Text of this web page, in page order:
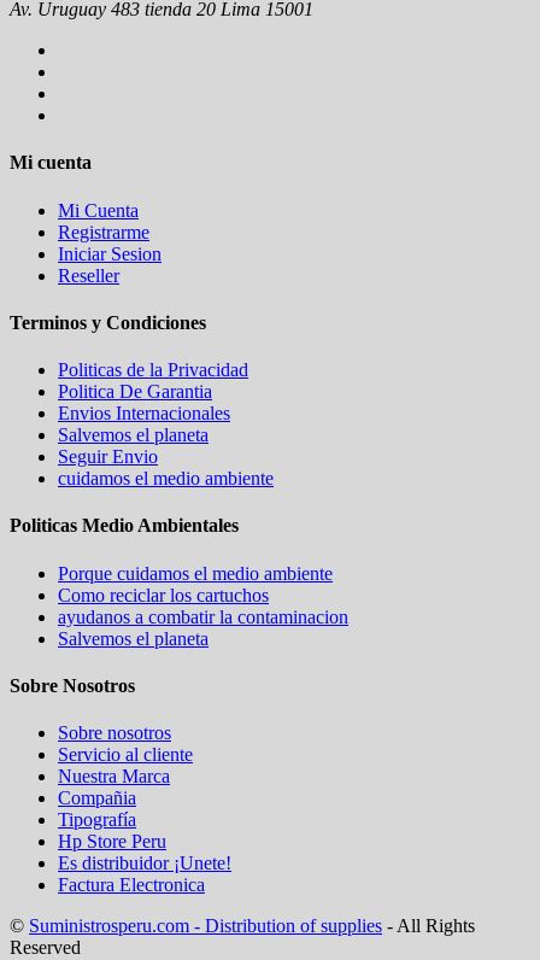
Av. Uruguay 483 tienda 20 Lima 15001
Mi cuenta
Mi Cuenta
Registrarme
Iniciar Sesion
Reseller
Terminos y Condiciones
Politicas de la Privacidad
Politica De Garantia
Envios Internacionales
Salvemos el planeta
Seguir Envio
cuidamos el medio ambiente
Politicas Medio Ambientales
Porque cuidamos el medio ambiente
Como reciclar los cartuchos
ayudanos a combatir la contaminacion
Salvemos el planeta
Sobre Nosotros
Sobre nosotros
Servicio al cliente
Nuestra Marca
Compañia
Tipografía
Hp Store Peru
Es distribuidor ¡Unete!
Factura Electronica
© Suministrosperu.com - Distribution of supplies - All Rights
Reserved